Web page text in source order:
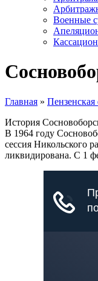
Военные
Главная » Пензенская
История
В 1964 году
сессия Никольского
ликвидирована. С 1